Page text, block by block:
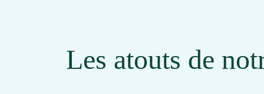
Les atouts de